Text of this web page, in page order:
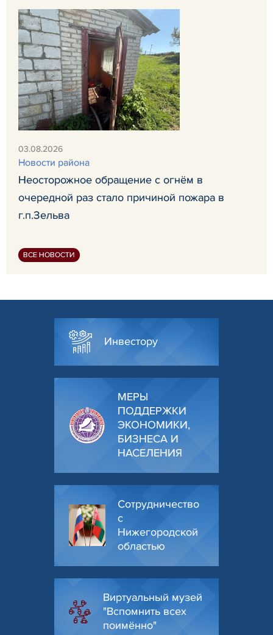
03.08.2026
Новости района
Неосторожное обращение с огнём в
очередной раз стало причиной пожара в
г.п.Зельва
ВСЕ НОВОСТИ
Инвестору
МЕРЫ
ПОДДЕРЖКИ
ЭКОНОМИКИ,
БИЗНЕСА И
НАСЕЛЕНИЯ
Сотрудничество
с
Нижегородской
областью
Виртуальный музей
"Вспомнить всех
поимённо"